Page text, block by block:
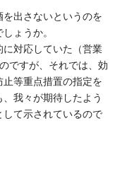
出さないというのを
ょうか。
対応していた（営業
ですが、それでは、効
等重点措置の指定を
我々が期待したよう
て示されているので